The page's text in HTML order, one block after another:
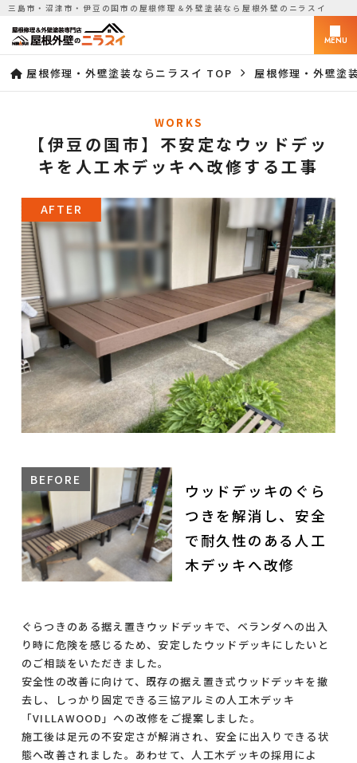
三島市・沼津市・伊豆の国市の屋根修理＆外壁塗装なら屋根外壁のニラスイ
MENU
屋根修理・外壁塗装ならニラスイ TOP 屋根修理・外壁塗
WORKS
【伊豆の国市】不安定なウッドデッ
キを人工木デッキへ改修する工事
ウッドデッキのぐら
つきを解消し、安全
で耐久性のある人工
木デッキへ改修
ぐらつきのある据え置きウッドデッキで、ベランダへの出入
り時に危険を感じるため、安定したウッドデッキにしたいと
のご相談をいただきました。
安全性の改善に向けて、既存の据え置き式ウッドデッキを撤
去し、しっかり固定できる三協アルミの人工木デッキ
「VILLAWOOD」への改修をご提案しました。
施工後は足元の不安定さが解消され、安全に出入りできる状
態へ改善されました。あわせて、人工木デッキの採用によ